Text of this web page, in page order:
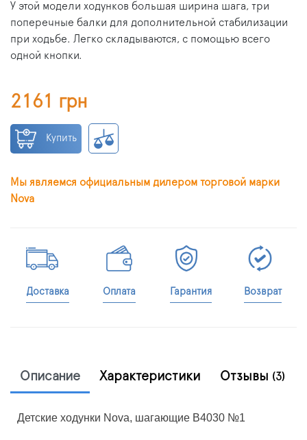
У этой модели ходунков большая ширина шага, три
поперечные балки для дополнительной стабилизации
при ходьбе. Легко складываются, с помощью всего
одной кнопки.
2161 грн
Купить
Мы являемся официальным дилером торговой марки
Nova
Доставка Оплата Гарантия Возврат
Описание Характеристики Отзывы (3)
Детские ходунки Nova, шагающие В4030 №1